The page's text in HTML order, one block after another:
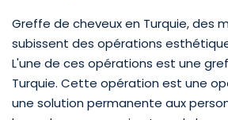
Greffe de cheveux en Turquie, des
subissent des opérations
L'une de ces opérations est une
Turquie. Cette opération est une
une solution permanente aux